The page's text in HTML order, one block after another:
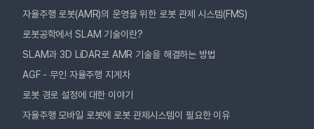
자율주행 로봇(AMR)의 운영을 위한 로봇 관제 시스템(FMS)
로봇공학에서 SLAM 기술이란?
SLAM과 3D LiDAR로 AMR 기술을 해결하는 방법
AGF - 무인 자율주행 지게차
로봇 경로 설정에 대한 이야기
자율주행 모바일 로봇에 로봇 관제시스템이 필요한 이유